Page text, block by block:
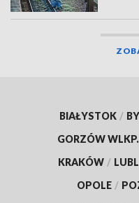
BIAŁYSTOK /
GORZÓW WLKP.
KRAKÓW /
OPOLE /